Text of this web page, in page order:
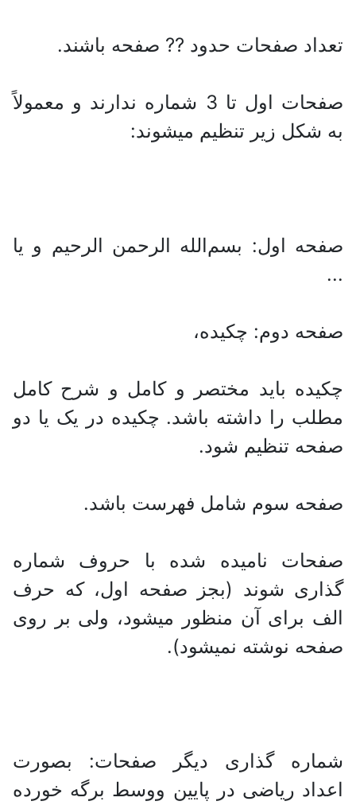
تعداد صفحات حدود ?? صفحه باشند.
صفحات اول تا 3 شماره ندارند و معمولاً
به شکل زیر تنظیم میشوند:
صفحه اول: بسم‌الله الرحمن الرحیم و یا
...
صفحه دوم: چکیده،
چکیده باید مختصر و کامل و شرح کامل
مطلب را داشته باشد. چکیده در یک یا دو
صفحه تنظیم شود.
صفحه سوم شامل فهرست باشد.
صفحات نامیده شده با حروف شماره
گذاری شوند (بجز صفحه اول، که حرف
الف برای آن منظور میشود، ولی‌ بر روی
صفحه نوشته نمیشود).
شماره گذاری دیگر صفحات: بصورت
اعداد ریاضی در پایین ووسط برگه خورده